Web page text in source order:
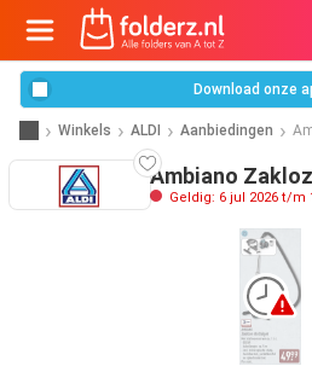
Download onze
Winkels ALDI Aanbiedingen
Ambiano
Geldig: 6 jul 2026 t/m